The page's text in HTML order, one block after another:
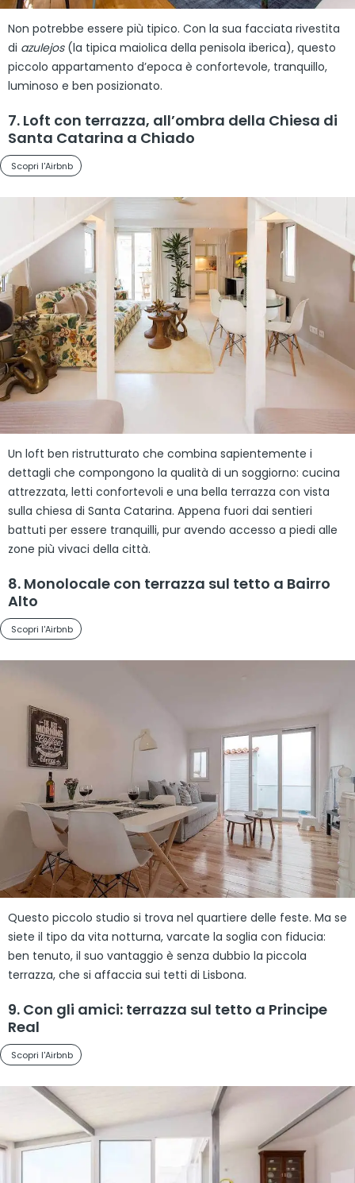
Non potrebbe essere più tipico. Con la sua facciata rivestita
di azulejos(la tipica maiolica della penisola iberica), questo
piccolo appartamento d’epoca è confortevole, tranquillo,
luminoso e ben posizionato.
7. Loft con terrazza, all’ombra della Chiesa di
Santa Catarina a Chiado
Scopri l'Airbnb
Un loft ben ristrutturato che combina sapientemente i
dettagli che compongono la qualità di un soggiorno: cucina
attrezzata, letti confortevoli e una bella terrazza con vista
sulla chiesa di Santa Catarina. Appena fuori dai sentieri
battuti per essere tranquilli, pur avendo accesso a piedi alle
zone più vivaci della città.
8. Monolocale con terrazza sul tetto a Bairro
Alto
Scopri l'Airbnb
Questo piccolo studio si trova nel quartiere delle feste. Ma se
siete il tipo da vita notturna, varcate la soglia con fiducia:
ben tenuto, il suo vantaggio è senza dubbio la piccola
terrazza, che si affaccia sui tetti di Lisbona.
9. Con gli amici: terrazza sul tetto a Principe
Real
Scopri l'Airbnb